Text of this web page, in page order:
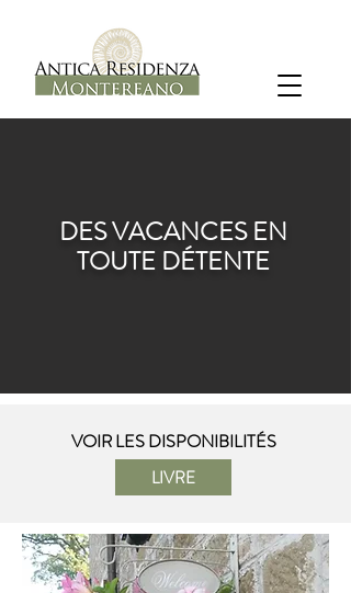
DES VACANCES EN
TOUTE DÉTENTE
VOIR LES DISPONIBILITÉS
LIVRE